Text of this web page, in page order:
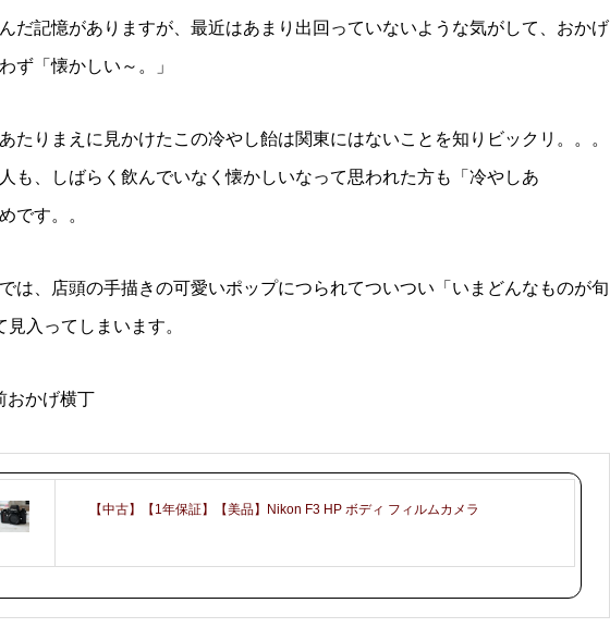
だ記憶がありますが、最近はあまり出回っていないような気がして、おかげ
ず「懐かしい～。」
たりまえに見かけたこの冷やし飴は関東にはないことを知りビックリ。。。
も、しばらく飲んでいなく懐かしいなって思われた方も「冷やしあ
です。。
は、店頭の手描きの可愛いポップにつられてついつい「いまどんなものが旬
見入ってしまいます。
かげ横丁
【中古】【1年保証】【美品】Nikon F3 HP ボディ フィルムカメラ